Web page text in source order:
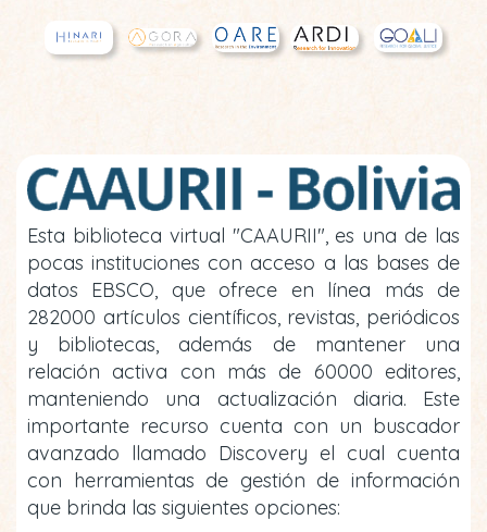
Esta biblioteca virtual "CAAURII", es una de las
pocas instituciones con acceso a las bases de
datos EBSCO, que ofrece en línea más de
282000 artículos científicos, revistas, periódicos
y bibliotecas, además de mantener una
relación activa con más de 60000 editores,
manteniendo una actualización diaria. Este
importante recurso cuenta con un buscador
avanzado llamado Discovery el cual cuenta
con herramientas de gestión de información
que brinda las siguientes opciones: